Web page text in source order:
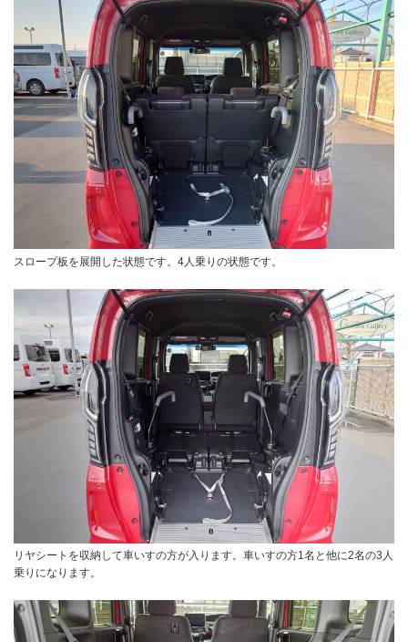
スロープ板を展開した状態です。4人乗りの状態です。
リヤシートを収納して車いすの方が入ります。車いすの方1名と他に2名の3人
乗りになります。